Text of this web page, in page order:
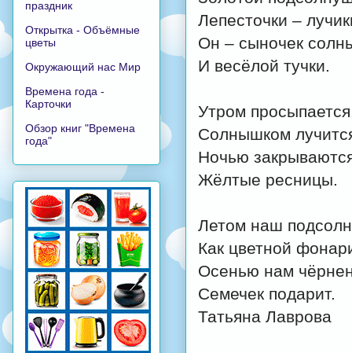
Лепесточки –
Он – сыночек
И весёлой тучки.
Утром
Солнышком
Ночью
Жёлтые ресницы.
Летом наш
Как цветной
Осенью нам
Семечек подарит.
Татьяна Лаврова
праздник
Открытка - Объёмные
цветы
Окружающий нас Мир
Времена года -
Карточки
Обзор книг "Времена
года"